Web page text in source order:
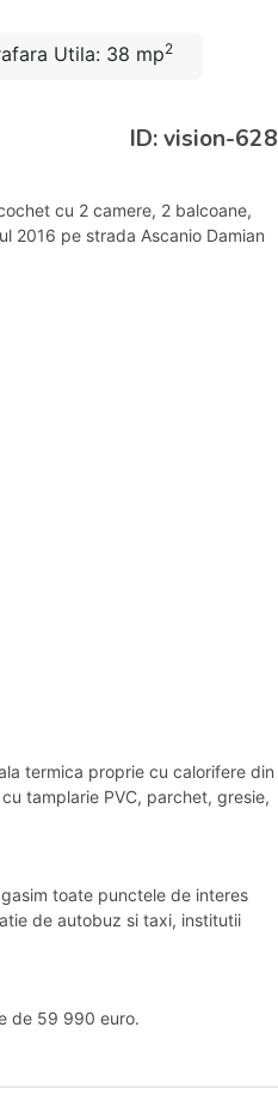
Utila: 38 mp2
ID: vision-628
cu 2 camere, 2 balcoane,
2016 pe strada Ascanio Damian
termica proprie cu calorifere din
tamplarie PVC, parchet, gresie,
toate punctele de interes
de autobuz si taxi, institutii
de 59 990 euro.